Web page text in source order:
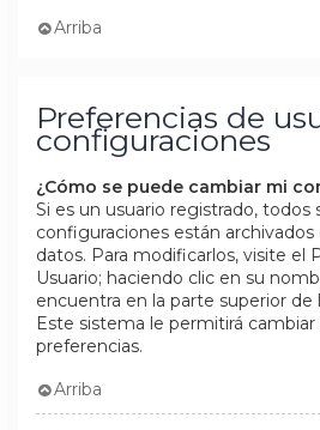
Arriba
Preferencias de
configuraciones
¿Cómo se puede cambiar mi
Si es un usuario registrado, todos
configuraciones están
datos. Para modificarlos, visite el
Usuario; haciendo clic en su
encuentra en la parte superior de
Este sistema le permitirá cambiar
preferencias.
Arriba